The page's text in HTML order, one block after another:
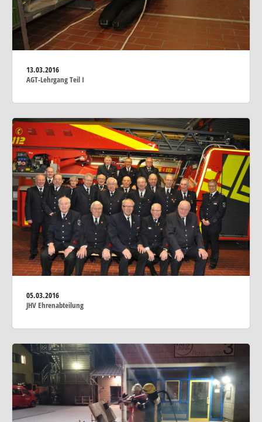
13.03.2016
AGT-Lehrgang Teil I
05.03.2016
JHV Ehrenabteilung